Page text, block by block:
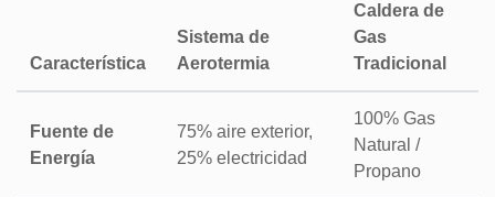
Característica
Sistema de
Aerotermia
Caldera de
Gas
Tradicional
Fuente de
Energía
75% aire exterior,
25% electricidad
100% Gas
Natural /
Propano